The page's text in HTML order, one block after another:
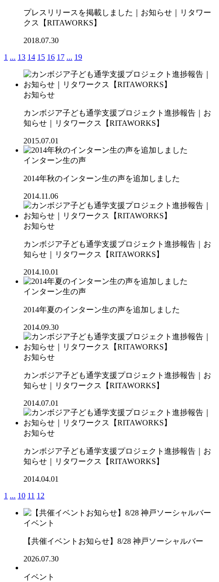
プレスリリースを掲載しました｜お知らせ｜リタワー
クス【RITAWORKS】
2018.07.30
1 ... 13 14 15 16 17 ... 19
お知らせ
カンボジア子ども通学支援プロジェクト進捗報告｜お
知らせ｜リタワークス【RITAWORKS】
2015.07.01
インターン生の声
2014年秋のインターン生の声を追加しました
2014.11.06
お知らせ
カンボジア子ども通学支援プロジェクト進捗報告｜お
知らせ｜リタワークス【RITAWORKS】
2014.10.01
インターン生の声
2014年夏のインターン生の声を追加しました
2014.09.30
お知らせ
カンボジア子ども通学支援プロジェクト進捗報告｜お
知らせ｜リタワークス【RITAWORKS】
2014.07.01
お知らせ
カンボジア子ども通学支援プロジェクト進捗報告｜お
知らせ｜リタワークス【RITAWORKS】
2014.04.01
1 ... 10 11 12
イベント
【共催イベントお知らせ】8/28 神戸ソーシャルバー
2026.07.30
イベント